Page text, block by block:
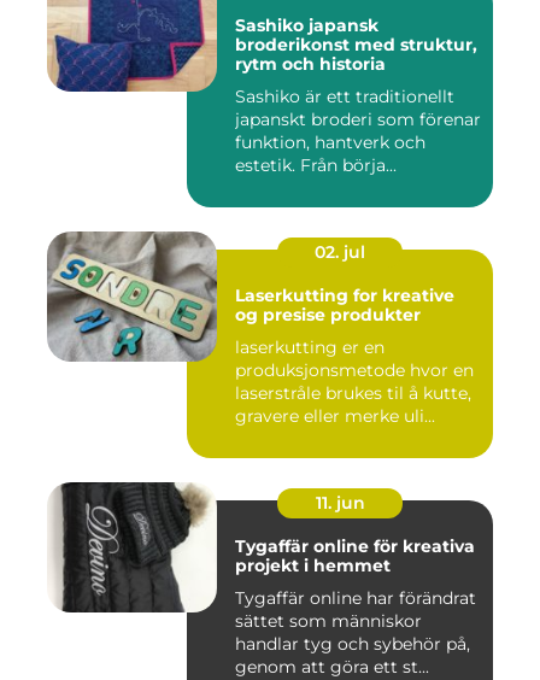
Sashiko japansk
broderikonst med struktur,
rytm och historia
Sashiko är ett traditionellt
japanskt broderi som förenar
funktion, hantverk och
estetik. Från börja...
02. jul
Laserkutting for kreative
og presise produkter
laserkutting er en
produksjonsmetode hvor en
laserstråle brukes til å kutte,
gravere eller merke uli...
11. jun
Tygaffär online för kreativa
projekt i hemmet
Tygaffär online har förändrat
sättet som människor
handlar tyg och sybehör på,
genom att göra ett st...